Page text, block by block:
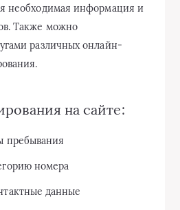
необходимая информация и
Также можно
различных онлайн-
на сайте:
пребывания
номера
данные